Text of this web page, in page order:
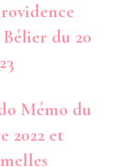
du 20
Mémo du
2022 et